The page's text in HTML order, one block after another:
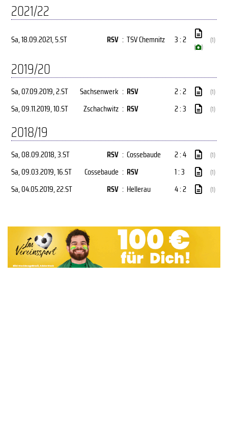
2021/22
Sa, 18.09.2021, 5.ST RSV : TSV Chemnitz 3 : 2
( )
(1)
2019/20
Sa, 07.09.2019, 2.ST Sachsenwerk : RSV 2 : 2 (1)
Sa, 09.11.2019, 10.ST Zschachwitz : RSV 2 : 3 (1)
2018/19
Sa, 08.09.2018, 3.ST RSV : Cossebaude 2 : 4 (1)
Sa, 09.03.2019, 16.ST Cossebaude : RSV 1 : 3 (1)
Sa, 04.05.2019, 22.ST RSV : Hellerau 4 : 2 (1)